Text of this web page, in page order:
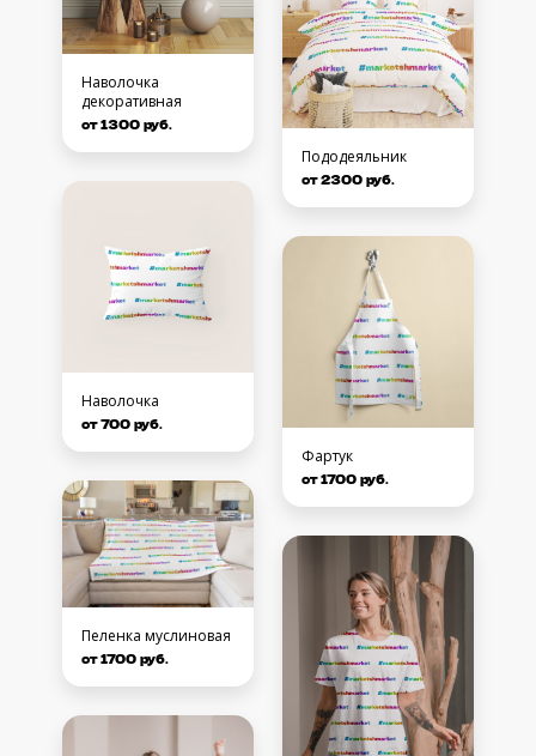
Наволочка
декоративная
от 1300 руб.
Наволочка
от 700 руб.
Пеленка муслиновая
от 1700 руб.
Пододеяльник
от 2300 руб.
Фартук
от 1700 руб.